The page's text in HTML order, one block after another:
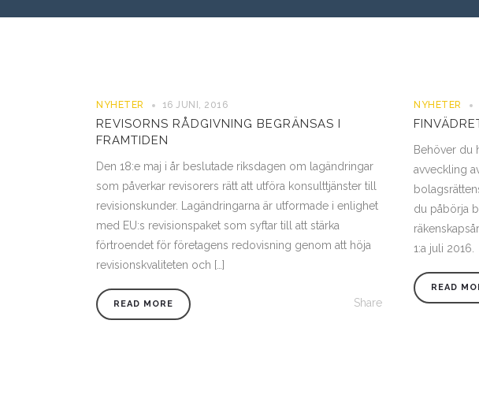
NYHETER 16 JUNI, 2016
REVISORNS RÅDGIVNING BEGRÄNSAS I
FRAMTIDEN
Den 18:e maj i år beslutade riksdagen om lagändringar
som påverkar revisorers rätt att utföra konsulttjänster till
revisionskunder. Lagändringarna är utformade i enlighet
med EU:s revisionspaket som syftar till att stärka
förtroendet för företagens redovisning genom att höja
revisionskvaliteten och […]
READ MORE Share
NYHETER
Behöver du
avveckling
du påbörja
1:a juli 2016.
READ